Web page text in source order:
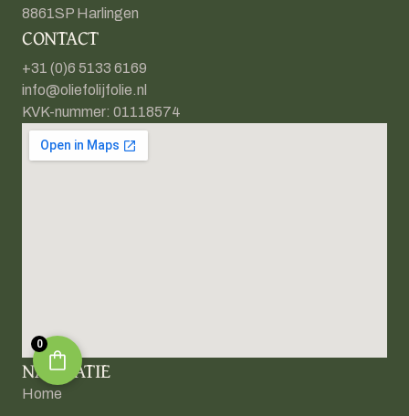
NAVIGATIE
Home
8861SP Harlingen
CONTACT
+31 (0)6 5133 6169
info@oliefolijfolie.nl
KVK-nummer: 01118574
0